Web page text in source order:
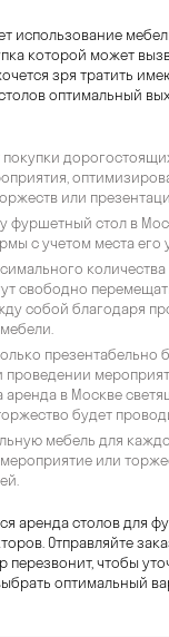
использование
которой может
зря тратить
оптимальный
покупки
или
фуршетный стол в
с учетом места его
свободно
собой благодаря
презентабельно
проведении
аренда в Москве
будет
мебель для
или
аренда столов для
Отправляйте
перезвонит, чтобы
оптимальный